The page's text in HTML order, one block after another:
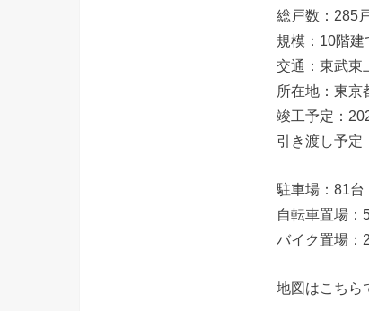
総戸数：285
規模：10階建
交通：東武東
所在地：東京
竣工予定：
引き渡し予定
駐車場：81台
自転車置場：
バイク置場：
地図はこちら